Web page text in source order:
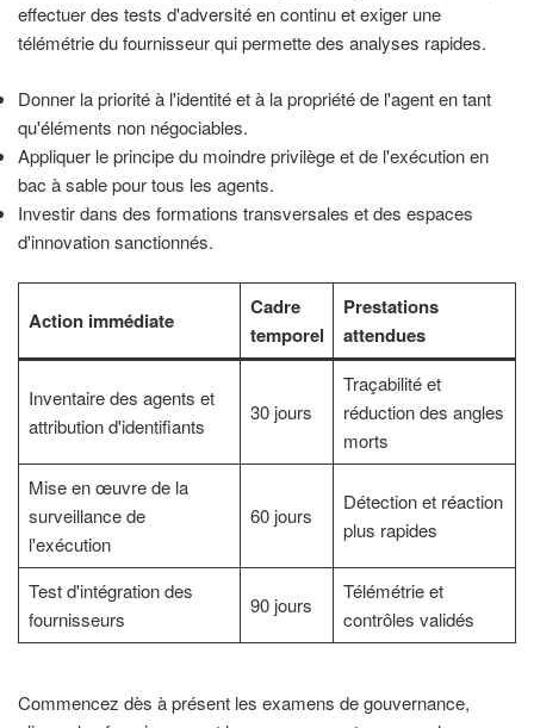
effectuer des tests d'adversité en continu et exiger une
télémétrie du fournisseur qui permette des analyses rapides.
Donner la priorité à l'identité et à la propriété de l'agent en tant
qu'éléments non négociables.
Appliquer le principe du moindre privilège et de l'exécution en
bac à sable pour tous les agents.
Investir dans des formations transversales et des espaces
d'innovation sanctionnés.
Action immédiate
Cadre
temporel
Prestations
attendues
Inventaire des agents et
attribution d'identifiants
30 jours
Traçabilité et
réduction des angles
morts
Mise en œuvre de la
surveillance de
l'exécution
60 jours
Détection et réaction
plus rapides
Test d'intégration des
fournisseurs
90 jours
Télémétrie et
contrôles validés
Commencez dès à présent les examens de gouvernance,